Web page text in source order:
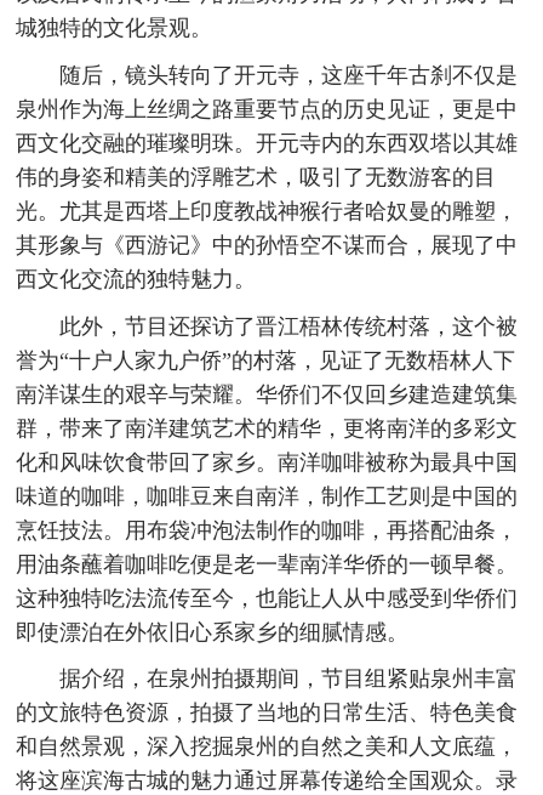
城独特的文化景观。
随后，镜头转向了开元寺，这座千年古刹不仅是
泉州作为海上丝绸之路重要节点的历史见证，更是中
西文化交融的璀璨明珠。开元寺内的东西双塔以其雄
伟的身姿和精美的浮雕艺术，吸引了无数游客的目
光。尤其是西塔上印度教战神猴行者哈奴曼的雕塑，
其形象与《西游记》中的孙悟空不谋而合，展现了中
西文化交流的独特魅力。
此外，节目还探访了晋江梧林传统村落，这个被
誉为“十户人家九户侨”的村落，见证了无数梧林人下
南洋谋生的艰辛与荣耀。华侨们不仅回乡建造建筑集
群，带来了南洋建筑艺术的精华，更将南洋的多彩文
化和风味饮食带回了家乡。南洋咖啡被称为最具中国
味道的咖啡，咖啡豆来自南洋，制作工艺则是中国的
烹饪技法。用布袋冲泡法制作的咖啡，再搭配油条，
用油条蘸着咖啡吃便是老一辈南洋华侨的一顿早餐。
这种独特吃法流传至今，也能让人从中感受到华侨们
即使漂泊在外依旧心系家乡的细腻情感。
据介绍，在泉州拍摄期间，节目组紧贴泉州丰富
的文旅特色资源，拍摄了当地的日常生活、特色美食
和自然景观，深入挖掘泉州的自然之美和人文底蕴，
将这座滨海古城的魅力通过屏幕传递给全国观众。录